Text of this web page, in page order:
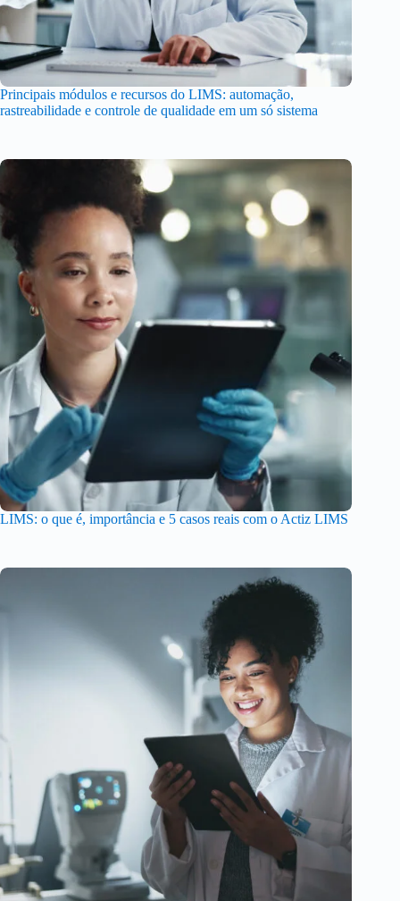
Principais módulos e recursos do LIMS: automação,
rastreabilidade e controle de qualidade em um só sistema
LIMS: o que é, importância e 5 casos reais com o Actiz LIMS